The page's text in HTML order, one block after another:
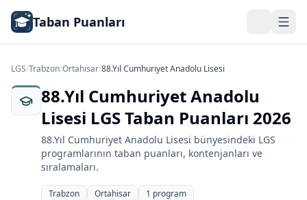
Taban Puanları
LGS/Trabzon/Ortahisar/88.Yıl Cumhuriyet Anadolu Lisesi
88.Yıl Cumhuriyet Anadolu
Lisesi LGS Taban Puanları 2026
88.Yıl Cumhuriyet Anadolu Lisesi bünyesindeki LGS
programlarının taban puanları, kontenjanları ve
sıralamaları.
Trabzon Ortahisar 1 program